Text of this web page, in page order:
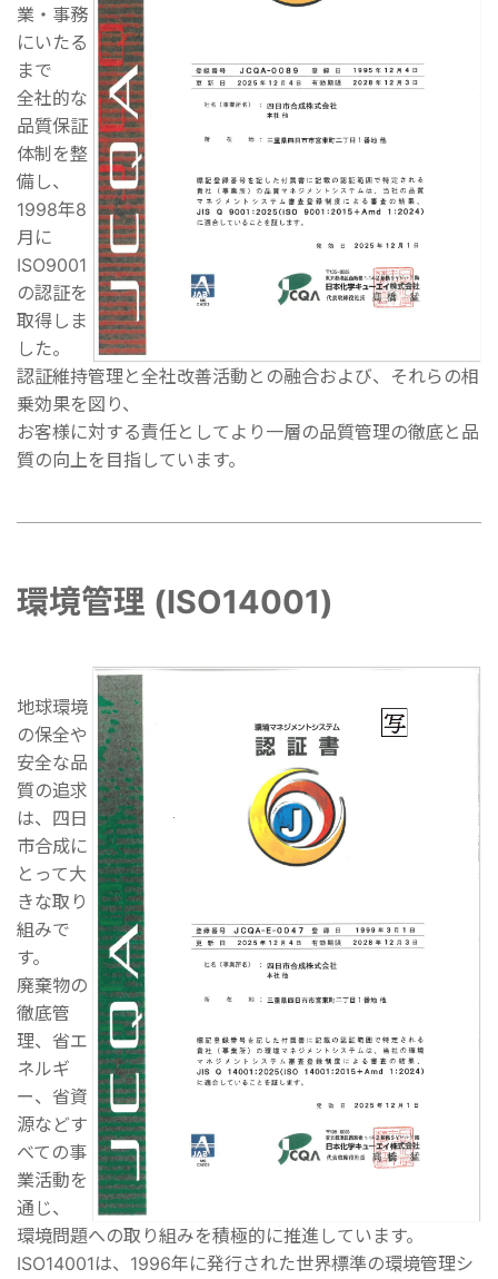
業・事務
にいたる
まで
全社的な
品質保証
体制を整
備し、
1998年8
月に
ISO9001
の認証を
取得しま
した。
認証維持管理と全社改善活動との融合および、それらの相
乗効果を図り、
お客様に対する責任としてより一層の品質管理の徹底と品
質の向上を目指しています。
環境管理 (ISO14001)
地球環境
の保全や
安全な品
質の追求
は、四日
市合成に
とって大
きな取り
組みで
す。
廃棄物の
徹底管
理、省エ
ネルギ
ー、省資
源などす
べての事
業活動を
通じ、
環境問題への取り組みを積極的に推進しています。
ISO14001は、1996年に発行された世界標準の環境管理シ